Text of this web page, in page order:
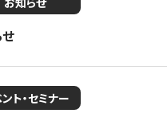
ト・セミナー